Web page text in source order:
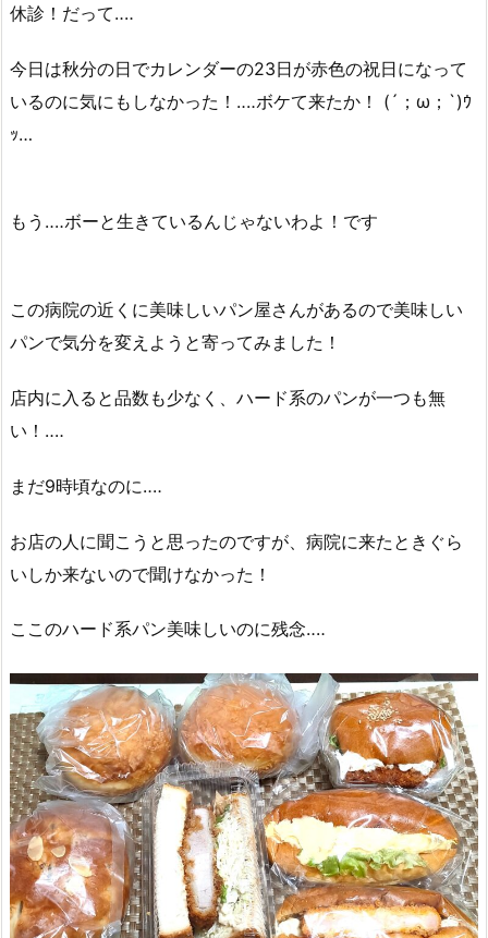
休診！だって‥‥
今日は秋分の日でカレンダーの23日が赤色の祝日になって
いるのに気にもしなかった！‥‥ボケて来たか！ (´；ω；`)ｳ
ｯ…
もう‥‥ボーと生きているんじゃないわよ！です
この病院の近くに美味しいパン屋さんがあるので美味しい
パンで気分を変えようと寄ってみました！
店内に入ると品数も少なく、ハード系のパンが一つも無
い！‥‥
まだ9時頃なのに‥‥
お店の人に聞こうと思ったのですが、病院に来たときぐら
いしか来ないので聞けなかった！
ここのハード系パン美味しいのに残念‥‥